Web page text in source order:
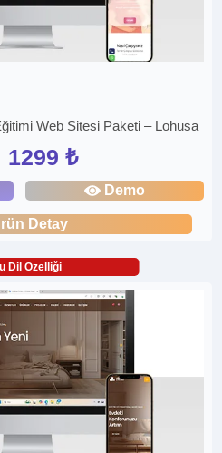
Web Sitesi Paketi – Lohusa
1299 ₺
Demo
Detay
Dil Özelliği